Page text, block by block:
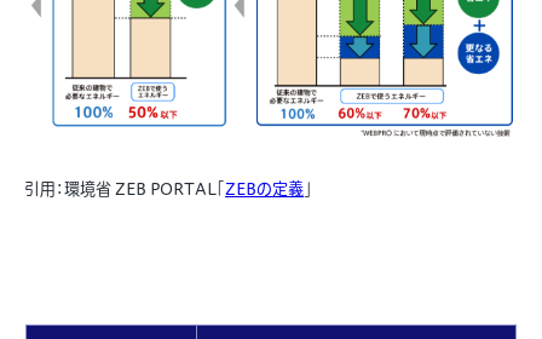
引用：環境省 ZEB PORTAL「 ZEBの定義」